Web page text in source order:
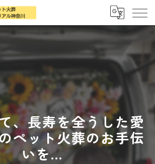
、長寿を全うした愛
ペット火葬のお手伝
いを...